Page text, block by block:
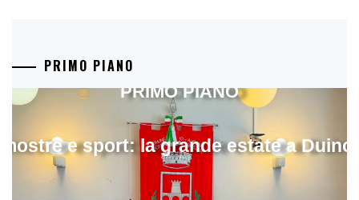
PRIMO PIANO
e sport: la grande estate a
PRIMO PIANO